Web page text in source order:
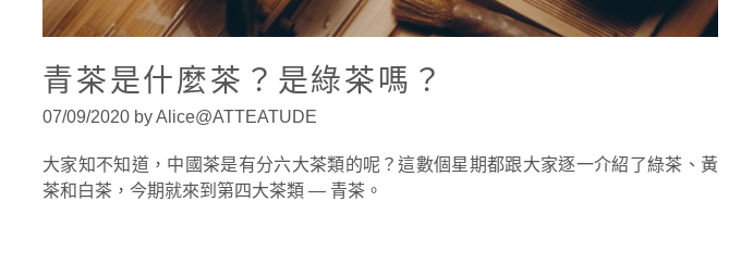
青茶是什麼茶？是綠茶嗎？
07/09/2020 by Alice@ATTEATUDE
大家知不知道，中國茶是有分六大茶類的呢？這數個星期都跟大家逐一介紹了綠茶、黃
茶和白茶，今期就來到第四大茶類 — 青茶。